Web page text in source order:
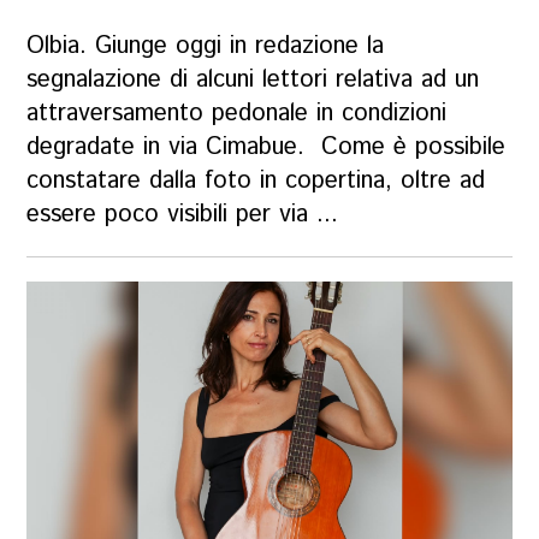
Olbia. Giunge oggi in redazione la
segnalazione di alcuni lettori relativa ad un
attraversamento pedonale in condizioni
degradate in via Cimabue. Come è possibile
constatare dalla foto in copertina, oltre ad
essere poco visibili per via ...